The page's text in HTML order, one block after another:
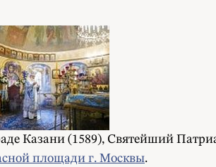
Казани (1589), Святейший
площади г. Москвы.